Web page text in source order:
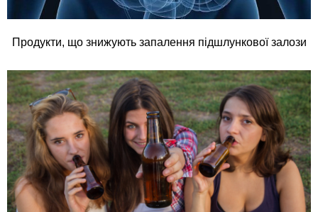
Продукти, що знижують запалення підшлункової залози